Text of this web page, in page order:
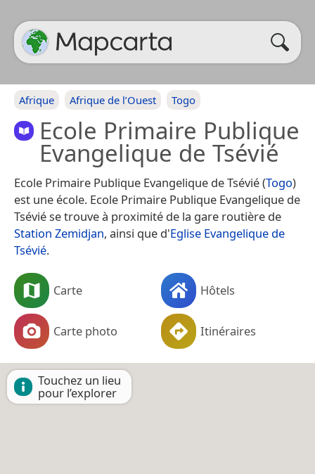
Afrique Afrique de l’Ouest Togo
Ecole Primaire Publique
Evangelique de Tsévié
Ecole Primaire Publique Evangelique de Tsévié (Togo)
est une école. Ecole Primaire Publique Evangelique de
Tsévié se trouve à proximité de la gare routière de
Station Zemidjan, ainsi que d'Eglise Evangelique de
Tsévié.
Carte Hôtels
Carte photo Itinéraires
Touchez un lieu
pour l’explorer